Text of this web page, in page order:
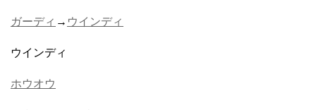
ガーディ → ウインディ
ウインディ
ホウオウ